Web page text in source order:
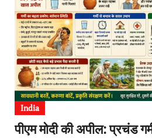
India
पीएम मोदी की अपील: प्रचंड